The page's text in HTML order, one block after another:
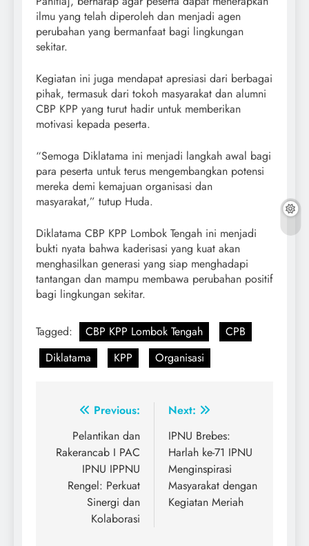
ilmu yang telah diperoleh dan menjadi agen
perubahan yang bermanfaat bagi lingkungan
sekitar.
Kegiatan ini juga mendapat apresiasi dari berbagai
pihak, termasuk dari tokoh masyarakat dan alumni
CBP KPP yang turut hadir untuk memberikan
motivasi kepada peserta.
“Semoga Diklatama ini menjadi langkah awal bagi
para peserta untuk terus mengembangkan potensi
mereka demi kemajuan organisasi dan
masyarakat,” tutup Huda.
Diklatama CBP KPP Lombok Tengah ini menjadi
bukti nyata bahwa kaderisasi yang kuat akan
menghasilkan generasi yang siap menghadapi
tantangan dan mampu membawa perubahan positif
bagi lingkungan sekitar.
Tagged: CBP KPP Lombok Tengah
CPB
Diklatama
KPP Organisasi
Post
navigation
Previous:
Pelantikan dan
Rakerancab I PAC
IPNU IPPNU
Rengel: Perkuat
Sinergi dan
Kolaborasi
Next:
IPNU Brebes:
Harlah ke-71 IPNU
Menginspirasi
Masyarakat dengan
Kegiatan Meriah